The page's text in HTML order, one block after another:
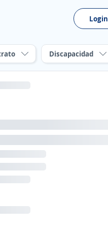
Login
Discapacidad